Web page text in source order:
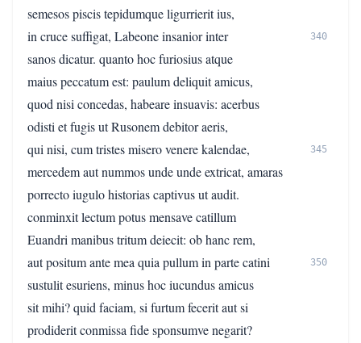
semesos piscis tepidumque ligurrierit ius,
in cruce suffigat, Labeone insanior inter
340
sanos dicatur. quanto hoc furiosius atque
maius peccatum est: paulum deliquit amicus,
quod nisi concedas, habeare insuavis: acerbus
odisti et fugis ut Rusonem debitor aeris,
qui nisi, cum tristes misero venere kalendae,
345
mercedem aut nummos unde unde extricat, amaras
porrecto iugulo historias captivus ut audit.
conminxit lectum potus mensave catillum
Euandri manibus tritum deiecit: ob hanc rem,
aut positum ante mea quia pullum in parte catini
350
sustulit esuriens, minus hoc iucundus amicus
sit mihi? quid faciam, si furtum fecerit aut si
prodiderit conmissa fide sponsumve negarit?